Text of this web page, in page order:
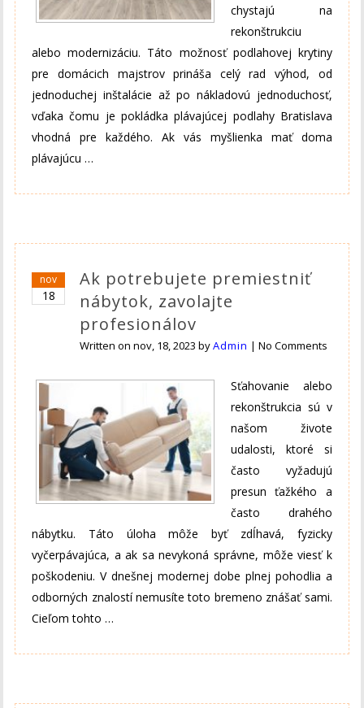
chystajú na
rekonštrukciu
alebo modernizáciu. Táto možnosť podlahovej krytiny
pre domácich majstrov prináša celý rad výhod, od
jednoduchej inštalácie až po nákladovú jednoduchosť,
vďaka čomu je pokládka plávajúcej podlahy Bratislava
vhodná pre každého. Ak vás myšlienka mať doma
plávajúcu…
nov
18
Ak potrebujete premiestniť
nábytok, zavolajte
profesionálov
Written onnov, 18, 2023 byAdmin |No Comments
Sťahovanie alebo
rekonštrukcia sú v
našom živote
udalosti, ktoré si
často vyžadujú
presun ťažkého a
často drahého
nábytku. Táto úloha môže byť zdĺhavá, fyzicky
vyčerpávajúca, a ak sa nevykoná správne, môže viesť k
poškodeniu. V dnešnej modernej dobe plnej pohodlia a
odborných znalostí nemusíte toto bremeno znášať sami.
Cieľom tohto …